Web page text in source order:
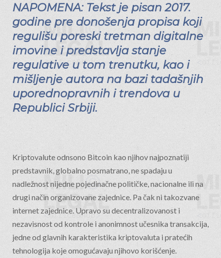
NAPOMENA: Tekst je pisan 2017.
godine pre donošenja propisa koji
regulišu poreski tretman digitalne
imovine i predstavlja stanje
regulative u tom trenutku, kao i
mišljenje autora na bazi tadašnjih
uporednopravnih i trendova u
Republici Srbiji.
Kriptovalute odnsono Bitcoin kao njihov najpoznatiji
predstavnik, globalno posmatrano, ne spadaju u
nadležnost nijedne pojedinačne političke, nacionalne ili na
drugi način organizovane zajednice. Pa čak ni takozvane
internet zajednice. Upravo su decentralizovanost i
nezavisnost od kontrole i anonimnost učesnika transakcija,
jedne od glavnih karakteristika kriptovaluta i pratećih
tehnologija koje omogućavaju njihovo korišćenje.